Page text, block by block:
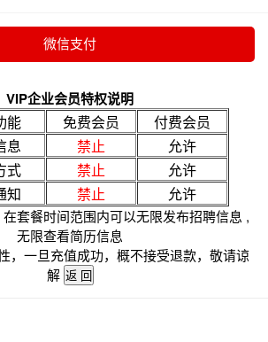
VIP企业会员特权说明
能 免费会员
付费会员
息
禁止
允许
式
禁止
允许
知
禁止 允许
套餐时间范围内可以无限发布招聘信息 ,
无限查看简历信息
，一旦充值成功，概不接受退款，敬请谅
解